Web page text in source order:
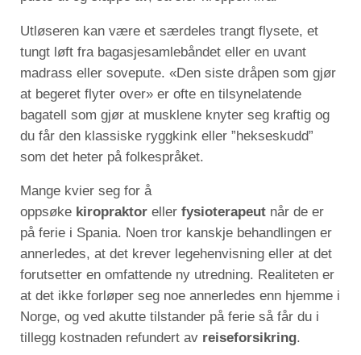
Utløseren kan være et særdeles trangt flysete, et
tungt løft fra bagasjesamlebåndet eller en uvant
madrass eller sovepute. «Den siste dråpen som gjør
at begeret flyter over» er ofte en tilsynelatende
bagatell som gjør at musklene knyter seg kraftig og
du får den klassiske ryggkink eller ”hekseskudd”
som det heter på folkespråket.
Mange kvier seg for å
oppsøke kiropraktor eller fysioterapeut når de er
på ferie i Spania. Noen tror kanskje behandlingen er
annerledes, at det krever legehenvisning eller at det
forutsetter en omfattende ny utredning. Realiteten er
at det ikke forløper seg noe annerledes enn hjemme i
Norge, og ved akutte tilstander på ferie så får du i
tillegg kostnaden refundert av reiseforsikring.